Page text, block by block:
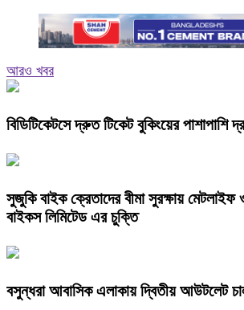
আরও খবর
বিডিটিকেটসে দ্রুত টিকেট বুকিংয়ের পাশাপাশি
সুজুকি বাইক ক্রেতাদের বীমা সুরক্ষায়
বাইকস লিমিটেড এর চুক্তি
বসুন্ধরা আবাসিক এলাকায় দ্বিতীয় আউটলেট